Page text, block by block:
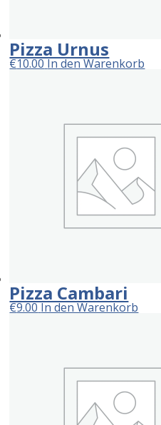
Pizza Urnus
€10.00In den Warenkorb
Pizza Cambari
€9.00In den Warenkorb